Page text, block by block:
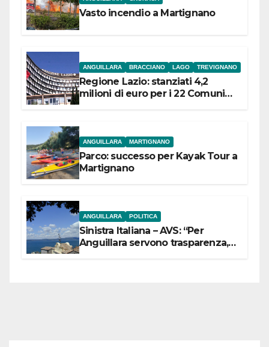
Vasto incendio a Martignano
ANGUILLARA BRACCIANO LAGO TREVIGNANO
Regione Lazio: stanziati 4,2
milioni di euro per i 22 Comuni
ANGUILLARA MARTIGNANO
Parco: successo per Kayak Tour a
Martignano
ANGUILLARA POLITICA
Sinistra Italiana – AVS: “Per
Anguillara servono trasparenza,